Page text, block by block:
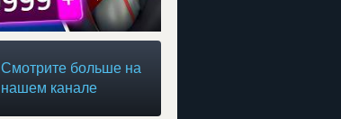
Смотрите больше на
нашем канале